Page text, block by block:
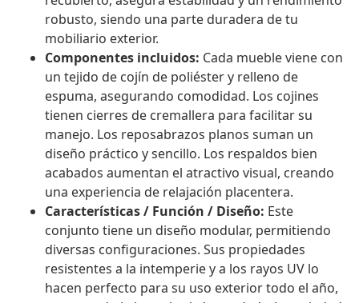
robusto, siendo una parte duradera de tu
mobiliario exterior.
Componentes incluidos: Cada mueble viene con
un tejido de cojín de poliéster y relleno de
espuma, asegurando comodidad. Los cojines
tienen cierres de cremallera para facilitar su
manejo. Los reposabrazos planos suman un
diseño práctico y sencillo. Los respaldos bien
acabados aumentan el atractivo visual, creando
una experiencia de relajación placentera.
Características / Función / Diseño: Este
conjunto tiene un diseño modular, permitiendo
diversas configuraciones. Sus propiedades
resistentes a la intemperie y a los rayos UV lo
hacen perfecto para su uso exterior todo el año,